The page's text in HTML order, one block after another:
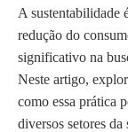
A sustentabilidade
redução do
significativo na
Neste artigo,
como essa prática
diversos setores da